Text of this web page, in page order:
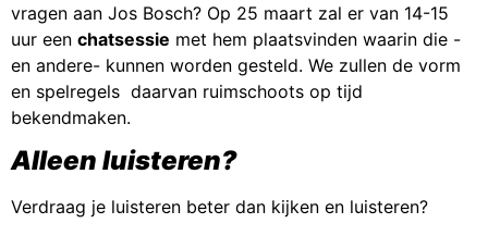
vragen aan Jos Bosch? Op 25 maart zal er van 14-15
uur een chatsessie met hem plaatsvinden waarin die -
en andere- kunnen worden gesteld. We zullen de vorm
en spelregels daarvan ruimschoots op tijd
bekendmaken.
Alleen luisteren?
Verdraag je luisteren beter dan kijken en luisteren?